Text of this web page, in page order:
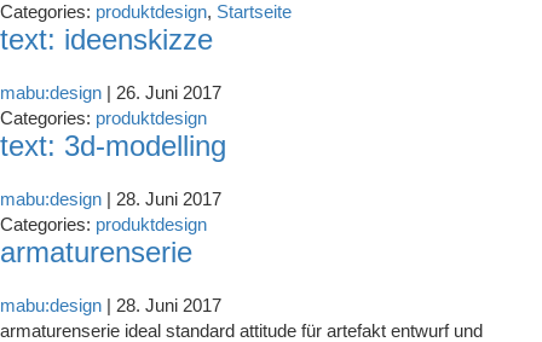
Categories: produktdesign, Startseite
text: ideenskizze
mabu:design | 26. Juni 2017
Categories: produktdesign
text: 3d-modelling
mabu:design | 28. Juni 2017
Categories: produktdesign
armaturenserie
mabu:design | 28. Juni 2017
armaturenserie ideal standard attitude für artefakt entwurf und